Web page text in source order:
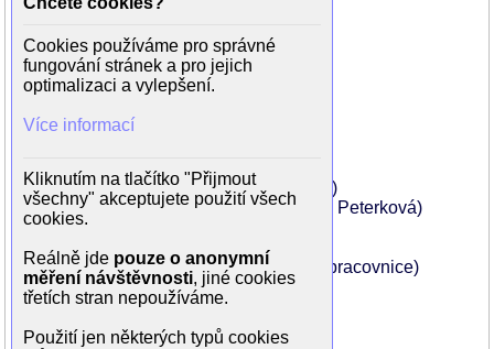
Miroslav Vladyka (Áda)
Jan Grabmüller (Milan)
Martina Hudečková (Monika)
Pavel Kříž (Michal)
Jiří Cimický (muž s brýlemi)
Zdeněk Žák (profesor matematiky)
Blažena Holišová (teta Eliška Vondrová)
Blanka Bohdanová (sociální pracovnice Peterková)
Jiří Samek (Václav Jindrák)
František Vicena (předseda)
Gabriela Wilhelmová (vedoucí sociální pracovnice)
Gabriela Vránová (učitelka)
Klára Jirsáková (informátorka)
Dáša Deylová (Klímová)
Cookies používáme pro správné
fungování stránek a pro jejich
optimalizaci a vylepšení.
Více informací
Kliknutím na tlačítko "Přijmout
všechny" akceptujete použití všech
cookies.
Reálně jde pouze o anonymní
měření návštěvnosti, jiné cookies
třetích stran nepoužíváme.
Použití jen některých typů cookies